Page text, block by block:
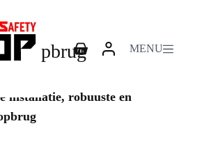
Shopping
MENU
Loopbrug
installatie, robuuste en